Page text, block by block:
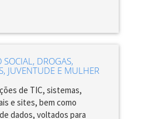
DROGAS,
JUVENTUDE E MULHER
de TIC, sistemas,
e sites, bem como
dados, voltados para